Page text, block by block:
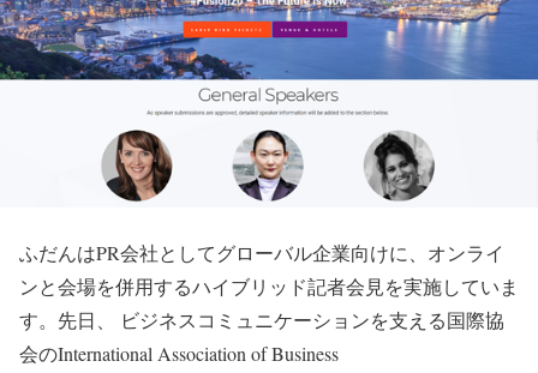
ふだんはPR会社としてグローバル企業向けに、オンライ
ンと会場を併用するハイブリッド記者会見を実施していま
す。先日、 ビジネスコミュニケーションを支える国際協
会のInternational Association of Business